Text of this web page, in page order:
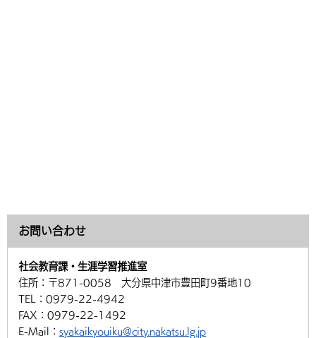
お問い合わせ
社会教育課・生涯学習推進室
住所： 〒871-0058 大分県中津市豊田町9番地10
TEL： 0979-22-4942
FAX： 0979-22-1492
E-Mail： syakaikyouiku@city.nakatsu.lg.jp